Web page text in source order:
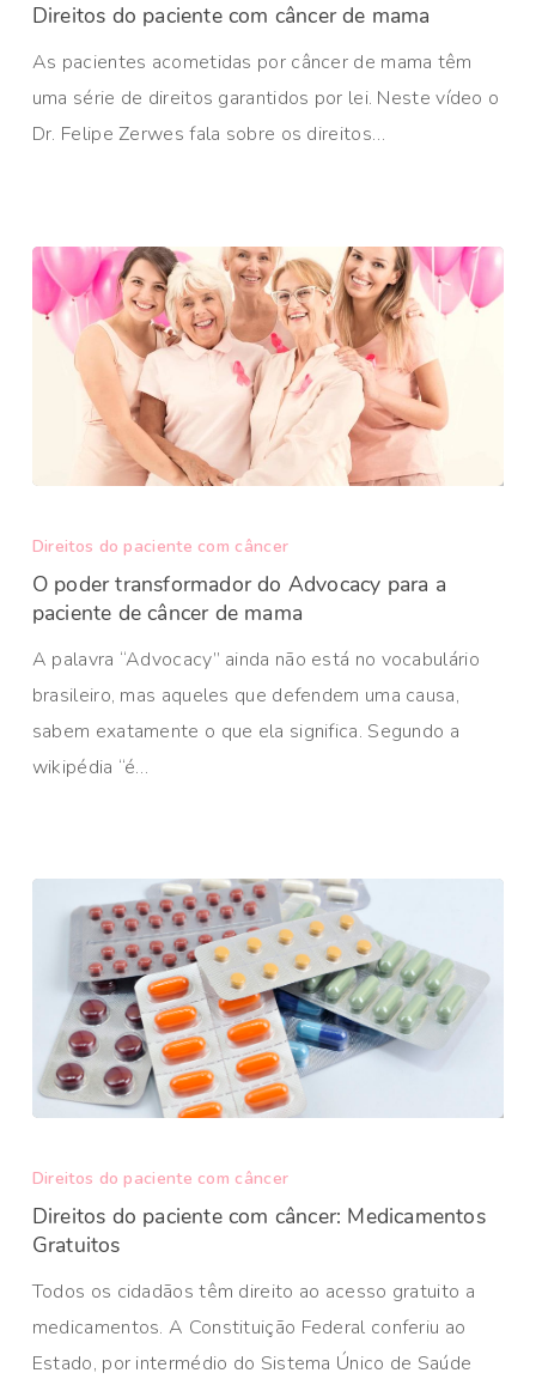
Direitos do paciente com câncer de mama
As pacientes acometidas por câncer de mama têm
uma série de direitos garantidos por lei. Neste vídeo o
Dr. Felipe Zerwes fala sobre os direitos…
Direitos do paciente com câncer
O poder transformador do Advocacy para a
paciente de câncer de mama
A palavra “Advocacy” ainda não está no vocabulário
brasileiro, mas aqueles que defendem uma causa,
sabem exatamente o que ela significa. Segundo a
wikipédia “é…
Direitos do paciente com câncer
Direitos do paciente com câncer: Medicamentos
Gratuitos
Todos os cidadãos têm direito ao acesso gratuito a
medicamentos. A Constituição Federal conferiu ao
Estado, por intermédio do Sistema Único de Saúde